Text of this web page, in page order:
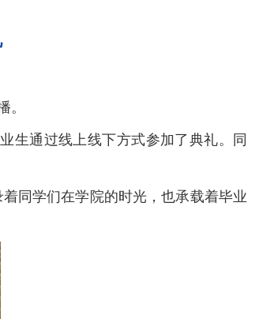
。
生通过线上线下方式参加了典礼。同
同学们在学院的时光，也承载着毕业